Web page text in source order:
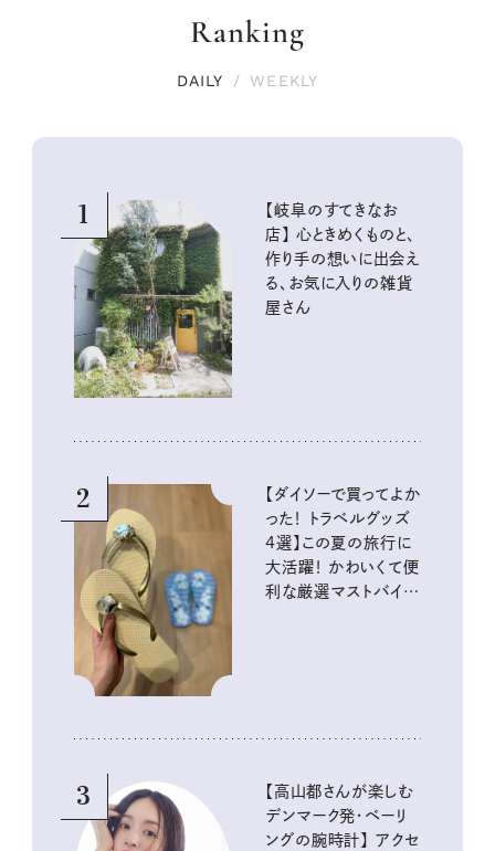
Ranking
DAILY / WEEKLY
1
【岐阜のすてきなお
店】 心ときめくものと、
作り手の想いに出会え
る、お気に入りの雑貨
屋さん
2
【ダイソーで買ってよか
った！ トラベルグッズ
4選】この夏の旅行に
大活躍！ かわいくて便
利な厳選マストバイア
3
【高山都さんが楽しむ
デンマーク発・ベーリ
ングの腕時計】 アクセ